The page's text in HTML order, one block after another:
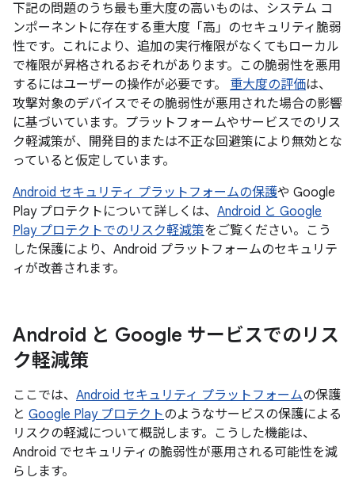
下記の問題のうち最も重大度の高いものは、システム コ
ンポーネントに存在する重大度「高」のセキュリティ脆弱
性です。これにより、追加の実行権限がなくてもローカル
で権限が昇格されるおそれがあります。この脆弱性を悪用
するにはユーザーの操作が必要です。 重大度の評価は、
攻撃対象のデバイスでその脆弱性が悪用された場合の影響
に基づいています。プラットフォームやサービスでのリス
ク軽減策が、開発目的または不正な回避策により無効とな
っていると仮定しています。
Android セキュリティ プラットフォームの保護や Google
Play プロテクトについて詳しくは、 Android と Google
Play プロテクトでのリスク軽減策をご覧ください。こう
した保護により、Android プラットフォームのセキュリテ
ィが改善されます。
Android と Google サービスでのリス
ク軽減策
ここでは、 Android セキュリティ プラットフォームの保護
と Google Play プロテクトのようなサービスの保護による
リスクの軽減について概説します。こうした機能は、
Android でセキュリティの脆弱性が悪用される可能性を減
らします。